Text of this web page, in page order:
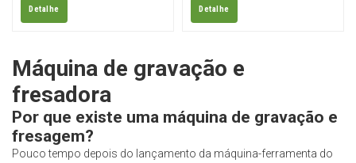
furação, fresagem,
máquina opera em alta
velocidade e possui alta
capacidade de corte e
precisão de usinagem. É
amplamente utilizada na
fabricação de moldes de
Detalhe
uma superfície. É usada
pequenos. É amplamente
cobre, fabricação de moldes
processamento em lote de
Detalhe
Máquina de gravação e
fresadora
Por que existe uma máquina de gravação e
fresagem?
Pouco tempo depois do lançamento da máquina-ferramenta do